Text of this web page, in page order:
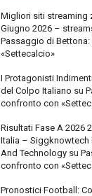
Migliori siti streaming
Giugno 2026 –
Passaggio di
«Settecalcio»
I Protagonisti
del Colpo Italiano su
confronto con
Risultati Fase A 2026
Italia – Siggknowtech
And Technology su
confronto con
Pronostici Football: